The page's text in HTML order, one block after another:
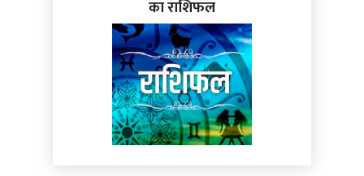
का राशिफल